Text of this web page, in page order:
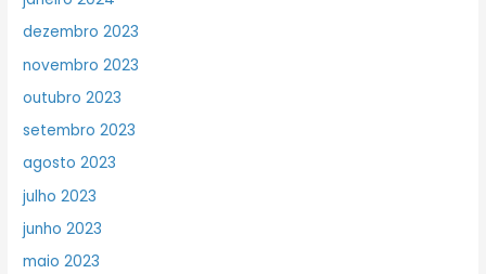
dezembro 2023
novembro 2023
outubro 2023
setembro 2023
agosto 2023
julho 2023
junho 2023
maio 2023